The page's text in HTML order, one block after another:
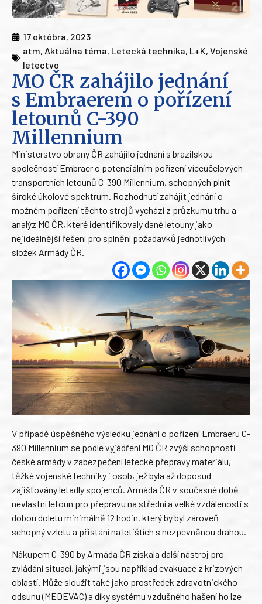
17 októbra, 2023
atm, Aktuálna téma, Letecká technika, L+K, Vojenské
letectvo
MO ČR zahájilo jednání
s Embraerem o pořízení
letounů C-390
Millennium
Ministerstvo obrany ČR zahájilo jednání s brazilskou
společností Embraer o potenciálním pořízení víceúčelových
transportních letounů C-390 Millennium, schopných plnit
široké úkolové spektrum. Rozhodnutí zahájit jednání o
možném pořízení těchto strojů vychází z průzkumu trhu a
analýz MO ČR, které identifikovaly dané letouny jako
nejideálnější řešení pro splnění požadavků jednotlivých
složek Armády ČR.
V případě úspěšného výsledku jednání o pořízení Embraeru C-
390 Millennium se podle vyjádření MO ČR zvýší schopnosti
české armády v zabezpečení letecké přepravy materiálu,
těžké vojenské techniky i osob, jež byla až doposud
zajišťovány letadly spojenců. Armáda ČR v současné době
nevlastní letoun pro přepravu na střední a velké vzdálenosti s
dobou doletu minimálně 12 hodin, který by byl zároveň
schopný vzletu a přistání na letištích s nezpevněnou dráhou.
Nákupem C-390 by Armáda ČR získala další nástroj pro
zvládání situací, jakými jsou například evakuace z krizových
oblastí. Může sloužit také jako prostředek zdravotnického
odsunu (MEDEVAC) a díky systému vzdušného hašení ho lze